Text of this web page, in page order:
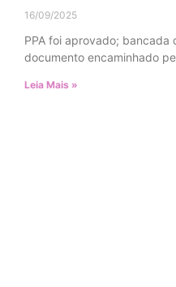
16/09/2025
PPA foi aprovado; bancada
documento encaminhado
Leia Mais »